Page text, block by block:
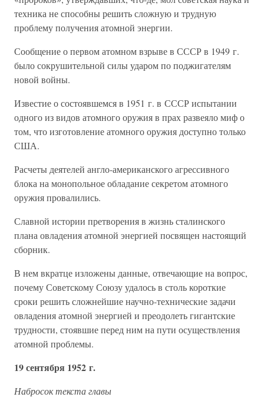
техника не способны решить сложную и трудную
проблему получения атомной энергии.
Сообщение о первом атомном взрыве в СССР в 1949 г.
было сокрушительной силы ударом по поджигателям
новой войны.
Известие о состоявшемся в 1951 г. в СССР испытании
одного из видов атомного оружия в прах развеяло миф о
том, что изготовление атомного оружия доступно только
США.
Расчеты деятелей англо-американского агрессивного
блока на монопольное обладание секретом атомного
оружия провалились.
Славной истории претворения в жизнь сталинского
плана овладения атомной энергией посвящен настоящий
сборник.
В нем вкратце изложены данные, отвечающие на вопрос,
почему Советскому Союзу удалось в столь короткие
сроки решить сложнейшие научно-технические задачи
овладения атомной энергией и преодолеть гигантские
трудности, стоявшие перед ним на пути осуществления
атомной проблемы.
19 сентября 1952 г.
Набросок текста главы